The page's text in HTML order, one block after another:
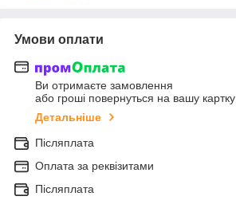
Умови оплати
Ви отримаєте замовлення
або гроші повернуться на вашу картку
Детальніше
Післяплата
Оплата за реквізитами
Післяплата